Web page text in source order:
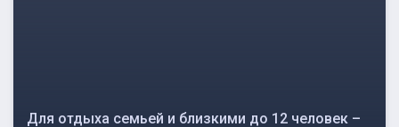
Для отдыха семьей и близкими до 12 человек –